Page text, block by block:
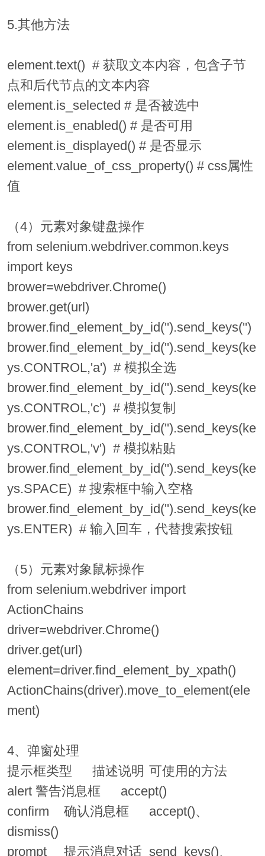
5.其他方法
element.text() # 获取文本内容，包含子节
点和后代节点的文本内容
element.is_selected # 是否被选中
element.is_enabled() # 是否可用
element.is_displayed() # 是否显示
element.value_of_css_property() # css属性
值
（4）元素对象键盘操作
from selenium.webdriver.common.keys
import keys
brower=webdriver.Chrome()
brower.get(url)
brower.find_element_by_id('').send_keys('')
brower.find_element_by_id('').send_keys(ke
ys.CONTROL,'a') # 模拟全选
brower.find_element_by_id('').send_keys(ke
ys.CONTROL,'c') # 模拟复制
brower.find_element_by_id('').send_keys(ke
ys.CONTROL,'v') # 模拟粘贴
brower.find_element_by_id('').send_keys(ke
ys.SPACE) # 搜索框中输入空格
brower.find_element_by_id('').send_keys(ke
ys.ENTER) # 输入回车，代替搜索按钮
（5）元素对象鼠标操作
from selenium.webdriver import
ActionChains
driver=webdriver.Chrome()
driver.get(url)
element=driver.find_element_by_xpath()
ActionChains(driver).move_to_element(ele
ment)
4、弹窗处理
提示框类型
描述说明 可使用的方法
alert 警告消息框
accept()
confirm
确认消息框
accept()、
dismiss()
prompt
提示消息对话 send_keys()、